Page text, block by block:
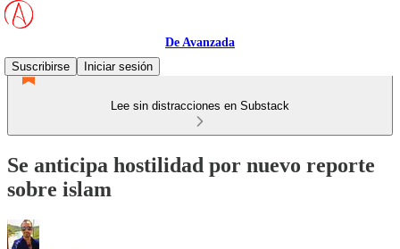
De Avanzada
Suscribirse
Iniciar sesión
Lee sin distracciones en Substack
Se anticipa hostilidad por nuevo reporte
sobre islam